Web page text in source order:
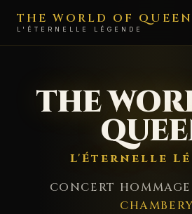
THE WORLD OF QUEEN
L'ÉTERNELLE LÉGENDE
THE
L'Éternelle
CONCERT